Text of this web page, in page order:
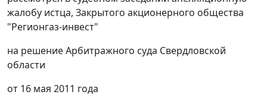
жалобу истца, Закрытого акционерного общества
"Регионгаз-инвест"
на решение Арбитражного суда Свердловской
области
от 16 мая 2011 года